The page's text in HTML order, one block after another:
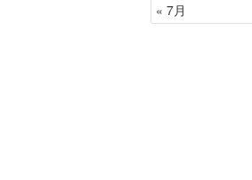
« 7月